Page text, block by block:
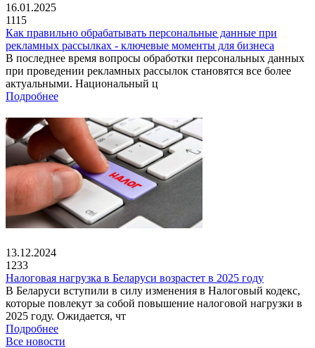
16.01.2025
1115
Как правильно обрабатывать персональные данные при
рекламных рассылках - ключевые моменты для бизнеса
В последнее время вопросы обработки персональных данных
при проведении рекламных рассылок становятся все более
актуальными. Национальный ц
Подробнее
13.12.2024
1233
Налоговая нагрузка в Беларуси возрастет в 2025 году
В Беларуси вступили в силу изменения в Налоговый кодекс,
которые повлекут за собой повышение налоговой нагрузки в
2025 году. Ожидается, чт
Подробнее
Все новости